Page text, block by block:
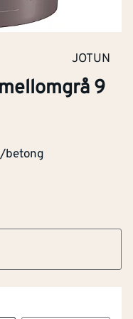
JOTUN
9
betong
9 liter